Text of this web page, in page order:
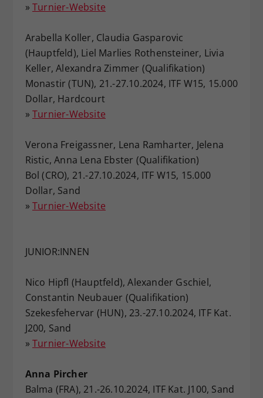
» Turnier-Website
Arabella Koller, Claudia Gasparovic
(Hauptfeld), Liel Marlies Rothensteiner, Livia
Keller, Alexandra Zimmer (Qualifikation)
Monastir (TUN), 21.-27.10.2024, ITF W15, 15.000
Dollar, Hardcourt
» Turnier-Website
Verona Freigassner, Lena Ramharter, Jelena
Ristic, Anna Lena Ebster (Qualifikation)
Bol (CRO), 21.-27.10.2024, ITF W15, 15.000
Dollar, Sand
» Turnier-Website
JUNIOR:INNEN
Nico Hipfl (Hauptfeld), Alexander Gschiel,
Constantin Neubauer (Qualifikation)
Szekesfehervar (HUN), 23.-27.10.2024, ITF Kat.
J200, Sand
» Turnier-Website
Anna Pircher
Balma (FRA), 21.-26.10.2024, ITF Kat. J100, Sand